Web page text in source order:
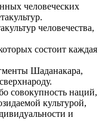
человеческих
человечества,
состоит каждая
Шаданакара,
совокупность наций,
культурой,
и